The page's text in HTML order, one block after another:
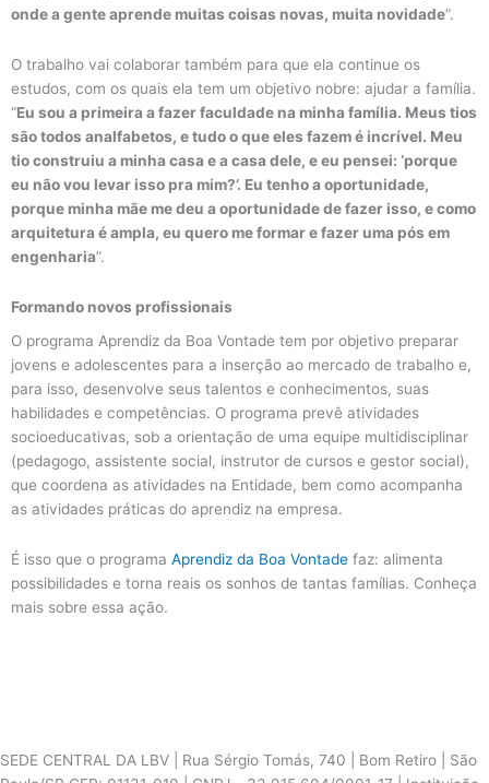
onde a gente aprende muitas coisas novas, muita novidade”.
O trabalho vai colaborar também para que ela continue os
estudos, com os quais ela tem um objetivo nobre: ajudar a família.
“Eu sou a primeira a fazer faculdade na minha família. Meus tios
são todos analfabetos, e tudo o que eles fazem é incrível. Meu
tio construiu a minha casa e a casa dele, e eu pensei: ‘porque
eu não vou levar isso pra mim?’. Eu tenho a oportunidade,
porque minha mãe me deu a oportunidade de fazer isso, e como
arquitetura é ampla, eu quero me formar e fazer uma pós em
engenharia”.
Formando novos profissionais
O programa Aprendiz da Boa Vontade tem por objetivo preparar
jovens e adolescentes para a inserção ao mercado de trabalho e,
para isso, desenvolve seus talentos e conhecimentos, suas
habilidades e competências. O programa prevê atividades
socioeducativas, sob a orientação de uma equipe multidisciplinar
(pedagogo, assistente social, instrutor de cursos e gestor social),
que coordena as atividades na Entidade, bem como acompanha
as atividades práticas do aprendiz na empresa.
É isso que o programa Aprendiz da Boa Vontade faz: alimenta
possibilidades e torna reais os sonhos de tantas famílias. Conheça
mais sobre essa ação.
SEDE CENTRAL DA LBV | Rua Sérgio Tomás, 740 | Bom Retiro | São